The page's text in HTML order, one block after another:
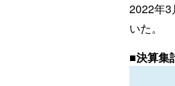
2022年3
いた。
■決算集